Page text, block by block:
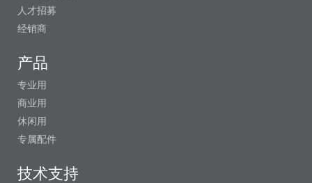
人才招募
经销商
产品
专业用
商业用
休闲用
专属配件
技术支持